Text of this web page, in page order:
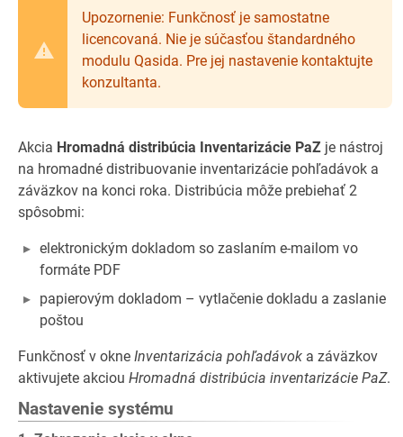
Upozornenie: Funkčnosť je samostatne
licencovaná. Nie je súčasťou štandardného
modulu Qasida. Pre jej nastavenie kontaktujte
konzultanta.
Akcia Hromadná distribúcia Inventarizácie PaZ je nástroj
na hromadné distribuovanie inventarizácie pohľadávok a
záväzkov na konci roka. Distribúcia môže prebiehať 2
spôsobmi:
elektronickým dokladom so zaslaním e-mailom vo
formáte PDF
papierovým dokladom – vytlačenie dokladu a zaslanie
poštou
Funkčnosť v okne Inventarizácia pohľadávok a záväzkov
aktivujete akciou Hromadná distribúcia inventarizácie PaZ.
Nastavenie systému